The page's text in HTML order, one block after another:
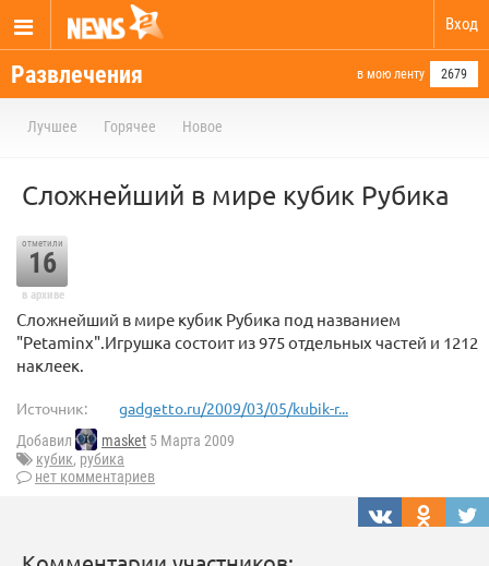
Вход
Развлечения в мою ленту 2679
Лучшее Горячее Новое
Сложнейший в мире кубик Рубика
отметили
16
в архиве
Сложнейший в мире кубик Рубика под названием
"Petaminx".Игрушка состоит из 975 отдельных частей и 1212
наклеек.
Источник: gadgetto.ru/2009/03/05/kubik-r...
Добавил masket 5 Марта 2009
кубик, рубика
нет комментариев